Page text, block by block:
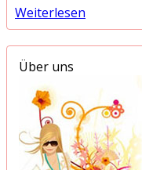
Weiterlesen
Über uns